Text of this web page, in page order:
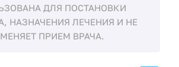
ДЛЯ ПОСТАНОВКИ
НАЗНАЧЕНИЯ ЛЕЧЕНИЯ И НЕ
ПРИЕМ ВРАЧА.